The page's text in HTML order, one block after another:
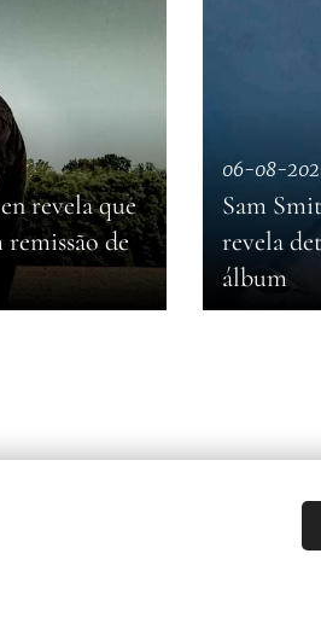
revela que
remissão de
06-08-
Sam
revela
álbum